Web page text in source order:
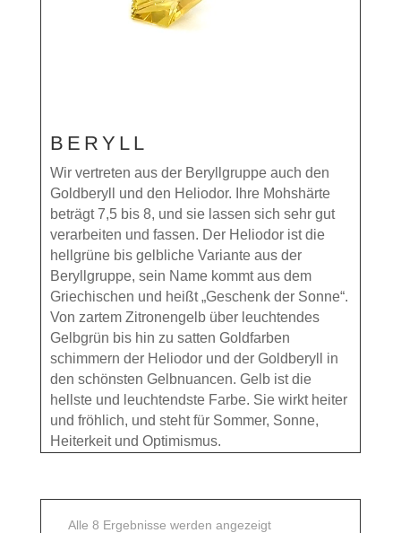
BERYLL
Wir vertreten aus der Beryllgruppe auch den
Goldberyll und den Heliodor. Ihre Mohshärte
beträgt 7,5 bis 8, und sie lassen sich sehr gut
verarbeiten und fassen. Der Heliodor ist die
hellgrüne bis gelbliche Variante aus der
Beryllgruppe, sein Name kommt aus dem
Griechischen und heißt „Geschenk der Sonne“.
Von zartem Zitronengelb über leuchtendes
Gelbgrün bis hin zu satten Goldfarben
schimmern der Heliodor und der Goldberyll in
den schönsten Gelbnuancen. Gelb ist die
hellste und leuchtendste Farbe. Sie wirkt heiter
und fröhlich, und steht für Sommer, Sonne,
Heiterkeit und Optimismus.
Alle 8 Ergebnisse werden angezeigtNach